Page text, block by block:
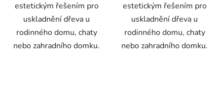
estetickým řešením pro
uskladnění dřeva u
rodinného domu, chaty
nebo zahradního domku.
estetickým řešením pro
uskladnění dřeva u
rodinného domu, chaty
nebo zahradního domku.